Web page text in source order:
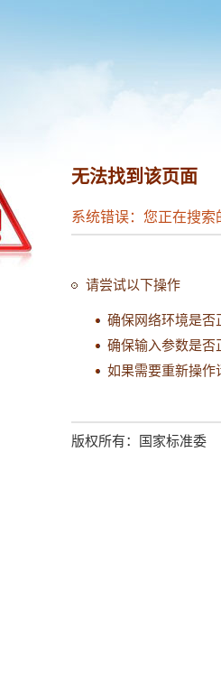
无法找到该页面
系统错误：您正在搜
请尝试以下操作
确保网络环境是否
确保输入参数是否
如果需要重新操作
版权所有：国家标准委